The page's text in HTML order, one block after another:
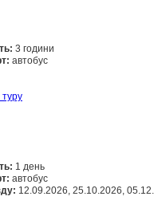
3 години
автобус
1 день
автобус
12.09.2026, 25.10.2026,